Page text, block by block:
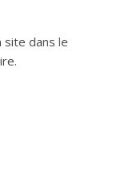
site dans le